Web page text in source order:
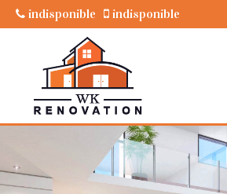
indisponible indisponible